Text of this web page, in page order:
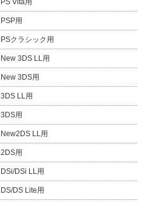
PS Vita用
PSP用
PSクラシック用
New 3DS LL用
New 3DS用
3DS LL用
3DS用
New2DS LL用
2DS用
DSi/DSi LL用
DS/DS Lite用